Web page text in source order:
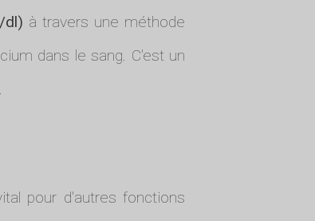
dl) à travers une méthode
dans le sang. C'est un
pour d'autres fonctions